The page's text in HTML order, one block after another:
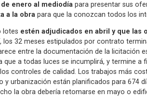
de enero al mediodía para presentar sus
a la obra para que la conozcan todos los
lotes estén adjudicados en abril y que las
los 32 meses estipulados por contrato
entre la documentación de la licitación
a todas luces se incumplirá, y termine a
controles de calidad. Los trabajos más
urbanización están planificados para 674
la obra debería retomarse en mayo o